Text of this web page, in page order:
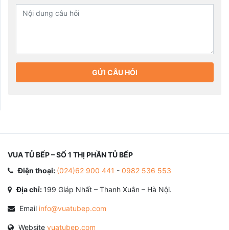
GỬI CÂU HỎI
VUA TỦ BẾP – SỐ 1 THỊ PHẦN TỦ BẾP
Điện thoại: (024)62 900 441 - 0982 536 553
Địa chỉ:199 Giáp Nhất – Thanh Xuân – Hà Nội.
Email info@vuatubep.com
Website vuatubep.com